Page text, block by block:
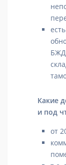
БЖД
Какие
и под
от